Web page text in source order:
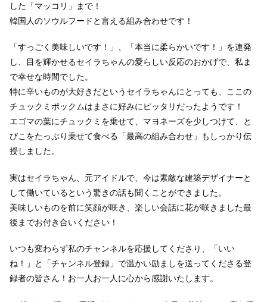
した「マッコリ」まで！
韓国人のソウルフードと言える組み合わせです！
「すっごく美味しいです！」、「本当に柔らかいです！」を連発
し、目を輝かせるセイラちゃんの愛らしい反応のおかげで、私ま
で幸せな時間でした。
特に辛いものが大好きだというセイラちゃんにとっても、ここの
チュックミポックムはまさに好みにピッタリだったようです！
エゴマの葉にチュックミを乗せて、マヨネーズを少しつけて、と
びこをたっぷり乗せて食べる「最高の組み合わせ」もしっかり伝
授しました。
実はセイラちゃん、元アイドルで、今は素敵な建築デザイナーと
して働いているという驚きの話も聞くことができました。
美味しいものを前に笑顔が咲き、楽しい会話に花が咲きました最
後までお付き合いください！
いつも変わらず私のチャンネルを応援してくださり、「いい
ね！」と「チャンネル登録」で温かい励ましを送ってくださる登
録者の皆さん！お一人お一人に心から感謝いたします。